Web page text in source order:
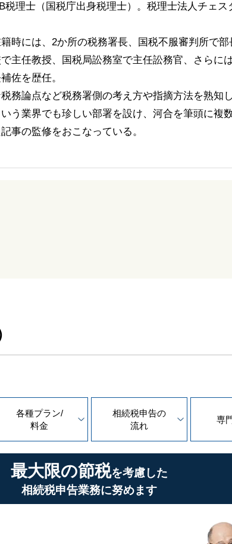
税理士（国税庁出身税理士）。税理士法人チェ
籍時には、2か所の税務署長、国税不服審判所で
主任教授、国税局訟務室で主任訟務官、さらに
佐を歴任。
務論点など税務署側の考え方や指摘方法を熟知
う業界でも珍しい部署を設け、河合を筆頭に複
事の監修をおこなっている。
各種プラン/
料金
相続税申告の
流れ
専
最大限の節税を考慮した
相続税申告業務に努めます